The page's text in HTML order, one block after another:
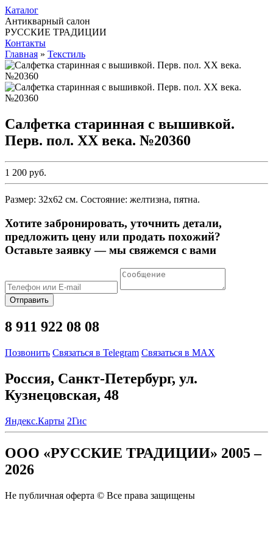
Каталог
Антикварный салон
РУССКИЕ ТРАДИЦИИ
Контакты
Главная » Текстиль
Салфетка старинная с вышивкой.
Перв. пол. ХХ века. №20360
1 200 руб.
Размер: 32х62 см. Состояние: желтизна, пятна.
Хотите забронировать, уточнить детали,
предложить цену или продать похожий?
Оставьте заявку — мы свяжемся с вами
Отправить
8 911 922 08 08
Позвонить Связаться в Telegram Связаться в MAX
Россия, Санкт-Петербург, ул.
Кузнецовская, 48
Яндекс.Карты 2Гис
ООО «РУССКИЕ ТРАДИЦИИ» 2005 –
2026
Не публичная оферта © Все права защищены